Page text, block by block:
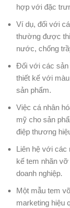
hợp với đặc
Ví dụ, đối với
thường được
nước, chống
Đối với các sản
thiết kế với
sản phẩm.
Việc cá nhân
mỹ cho sản
điệp thương
Liên hệ với các
kế tem nhãn
doanh nghiệp.
Một mẫu tem
marketing hiệu